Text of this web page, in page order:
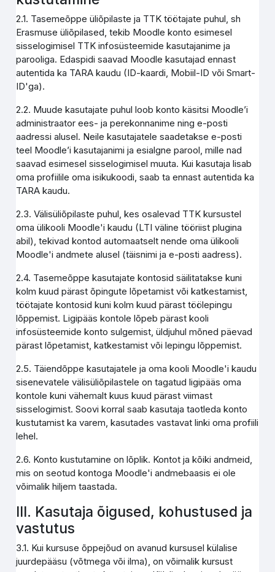
2.1. Tasemeõppe üliõpilaste ja TTK töötajate puhul, sh
Erasmuse üliõpilased, tekib Moodle konto esimesel
sisselogimisel TTK infosüsteemide kasutajanime ja
parooliga. Edaspidi saavad Moodle kasutajad ennast
autentida ka TARA kaudu (ID-kaardi, Mobiil-ID või Smart-
ID'ga).
2.2. Muude kasutajate puhul loob konto käsitsi Moodle’i
administraator ees- ja perekonnanime ning e-posti
aadressi alusel. Neile kasutajatele saadetakse e-posti
teel Moodle’i kasutajanimi ja esialgne parool, mille nad
saavad esimesel sisselogimisel muuta. Kui kasutaja lisab
oma profiilile oma isikukoodi, saab ta ennast autentida ka
TARA kaudu.
2.3. Välisüliõpilaste puhul, kes osalevad TTK kursustel
oma ülikooli Moodle'i kaudu (LTI väline tööriist plugina
abil), tekivad kontod automaatselt nende oma ülikooli
Moodle'i andmete alusel (täisnimi ja e-posti aadress).
2.4. Tasemeõppe kasutajate kontosid säilitatakse kuni
kolm kuud pärast õpingute lõpetamist või katkestamist,
töötajate kontosid kuni kolm kuud pärast töölepingu
lõppemist. Ligipääs kontole lõpeb pärast kooli
infosüsteemide konto sulgemist, üldjuhul mõned päevad
pärast lõpetamist, katkestamist või lepingu lõppemist.
2.5. Täiendõppe kasutajatele ja oma kooli Moodle'i kaudu
sisenevatele välisüliõpilastele on tagatud ligipääs oma
kontole kuni vähemalt kuus kuud pärast viimast
sisselogimist. Soovi korral saab kasutaja taotleda konto
kustutamist ka varem, kasutades vastavat linki oma profiili
lehel.
2.6. Konto kustutamine on lõplik. Kontot ja kõiki andmeid,
mis on seotud kontoga Moodle'i andmebaasis ei ole
võimalik hiljem taastada.
III. Kasutaja õigused, kohustused ja
vastutus
3.1. Kui kursuse õppejõud on avanud kursusel külalise
juurdepääsu (võtmega või ilma), on võimalik kursust